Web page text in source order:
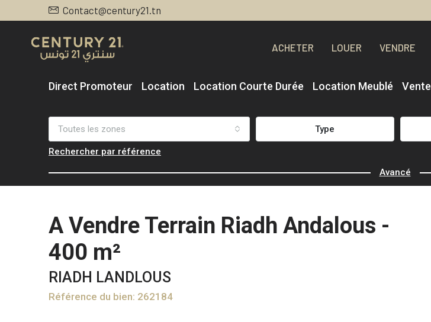
Contact@century21.tn
ACHETER LOUER VENDRE
Direct Promoteur Location Location Courte Durée Location Meublé Vente
Toutes les zones Type
Rechercher par référence
Avancé
A Vendre Terrain Riadh Andalous -
400 m²
RIADH LANDLOUS
Référence du bien: 262184